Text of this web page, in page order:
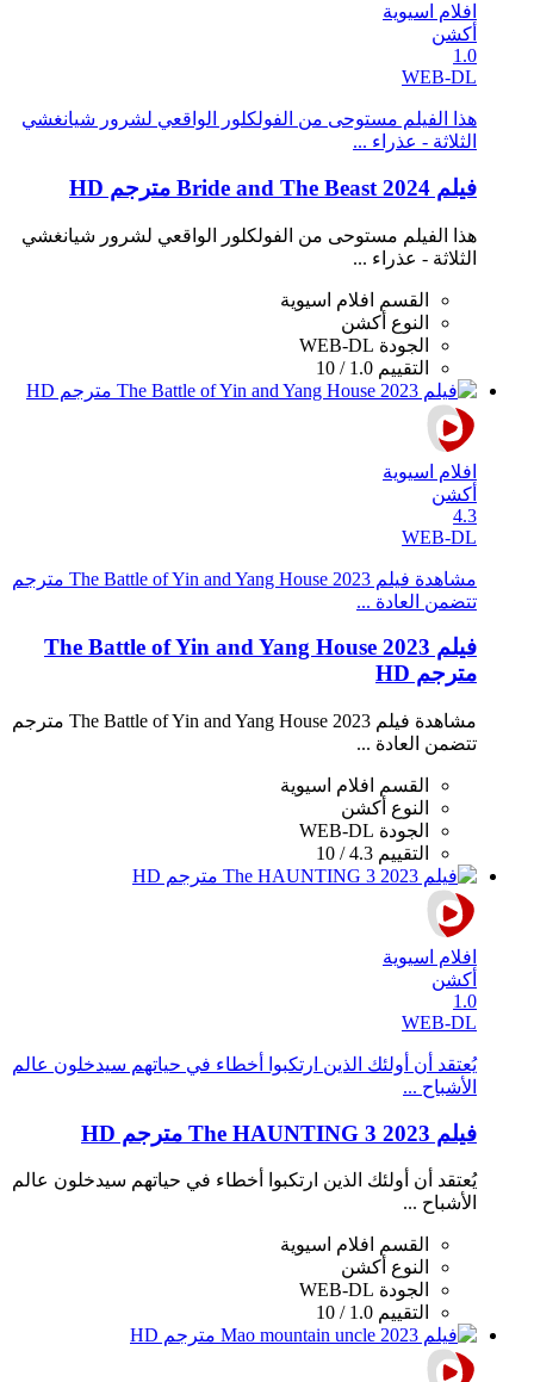
افلام اسيوية
أكشن
1.0
WEB-DL
هذا الفيلم مستوحى من الفولكلور الواقعي لشرور شيانغشي
الثلاثة - عذراء ...
فيلم Bride and The Beast 2024 مترجم HD
هذا الفيلم مستوحى من الفولكلور الواقعي لشرور شيانغشي
الثلاثة - عذراء ...
القسم
افلام اسيوية
النوع أكشن
الجودة WEB-DL
التقييم 1.0 / 10
افلام اسيوية
أكشن
4.3
WEB-DL
مشاهدة فيلم The Battle of Yin and Yang House 2023 مترجم
تتضمن العادة ...
فيلم The Battle of Yin and Yang House 2023
مترجم HD
مشاهدة فيلم The Battle of Yin and Yang House 2023 مترجم
تتضمن العادة ...
القسم
افلام اسيوية
النوع أكشن
الجودة WEB-DL
التقييم 4.3 / 10
افلام اسيوية
أكشن
1.0
WEB-DL
يُعتقد أن أولئك الذين ارتكبوا أخطاء في حياتهم سيدخلون عالم
الأشباح ...
فيلم The HAUNTING 3 2023 مترجم HD
يُعتقد أن أولئك الذين ارتكبوا أخطاء في حياتهم سيدخلون عالم
الأشباح ...
القسم افلام اسيوية
النوع أكشن
الجودة WEB-DL
التقييم 1.0 / 10